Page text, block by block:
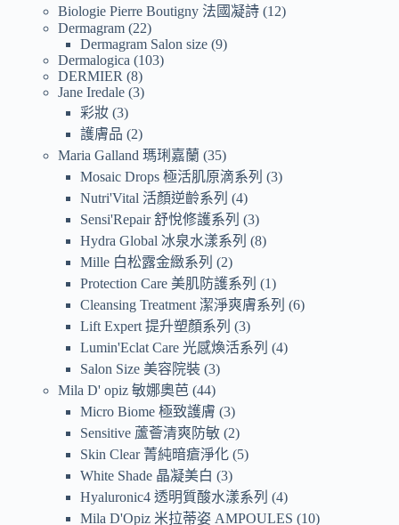
Biologie Pierre Boutigny 法國凝詩 12
Dermagram 22
Dermagram Salon size 9
Dermalogica
103
DERMIER
8
Jane Iredale 3
彩妝 3
護膚品
2
Maria Galland 瑪琍嘉蘭 35
Mosaic Drops 極活肌原滴系列
3
Nutri'Vital 活顏逆齡系列
4
Sensi'Repair 舒悅修護系列
3
Hydra Global 冰泉水漾系列
8
Mille 白松露金緻系列
2
Protection Care 美肌防護系列
1
Cleansing Treatment 潔淨爽膚系列
6
Lift Expert 提升塑顏系列
3
Lumin'Eclat Care 光感煥活系列
4
Salon Size 美容院裝 3
Mila D' opiz 敏娜奧芭 44
Micro Biome 極致護膚 3
Sensitive 蘆薈清爽防敏 2
Skin Clear 菁純暗瘡淨化 5
White Shade 晶凝美白
3
Hyaluronic4 透明質酸水漾系列
4
Mila D'Opiz 米拉蒂姿 AMPOULES
10